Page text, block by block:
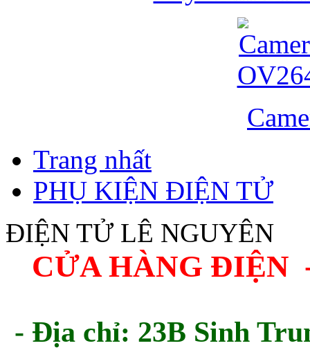
Trang nhất
PHỤ KIỆN ĐIỆN TỬ
ĐIỆN TỬ LÊ NGUYÊN
CỬA HÀNG ĐIỆN
- Địa chỉ: 23B Sinh